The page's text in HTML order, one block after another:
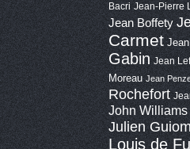
Bacri Jean-Pierre
Jean Boffety
Carmet
Gabin Jean
Moreau Jean
Rochefort
John Williams
Julien
Louis de